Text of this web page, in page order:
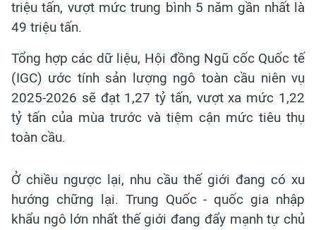
triệu tấn, vượt mức trung bình 5 năm gần nhất là
49 triệu tấn.
Tổng hợp các dữ liệu, Hội đồng Ngũ cốc Quốc tế
(IGC) ước tính sản lượng ngô toàn cầu niên vụ
2025-2026 sẽ đạt 1,27 tỷ tấn, vượt xa mức 1,22
tỷ tấn của mùa trước và tiệm cận mức tiêu thụ
toàn cầu.
Ở chiều ngược lại, nhu cầu thế giới đang có xu
hướng chững lại. Trung Quốc - quốc gia nhập
khẩu ngô lớn nhất thế giới đang đẩy mạnh tự chủ